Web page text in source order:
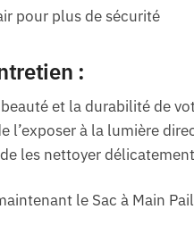
pour plus de sécurité
:
et la durabilité de
l’exposer à la lumière
les nettoyer
le Sac à Main